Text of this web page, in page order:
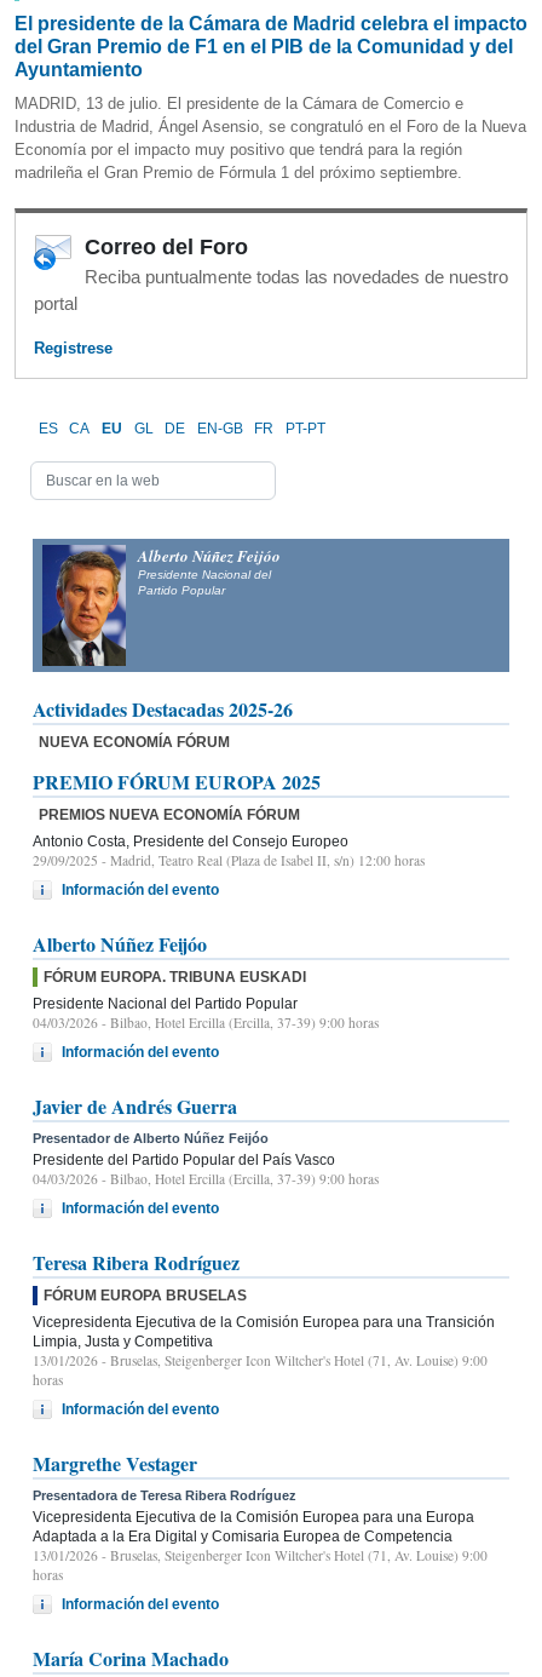
El presidente de la Cámara de Madrid celebra el impacto
del Gran Premio de F1 en el PIB de la Comunidad y del
Ayuntamiento
MADRID, 13 de julio. El presidente de la Cámara de Comercio e
Industria de Madrid, Ángel Asensio, se congratuló en el Foro de la Nueva
Economía por el impacto muy positivo que tendrá para la región
madrileña el Gran Premio de Fórmula 1 del próximo septiembre.
Correo del Foro
Reciba puntualmente todas las novedades de nuestro
portal
Registrese
ES CA EU GL DE EN-GB FR PT-PT
Alfonso Fernández
Mañueco
Presidente del Partido Popular de Castilla y León y candidato
Actividades Destacadas 2025-26
NUEVA ECONOMÍA FÓRUM
PREMIO FÓRUM EUROPA 2025
PREMIOS NUEVA ECONOMÍA FÓRUM
Antonio Costa, Presidente del Consejo Europeo
29/09/2025 - Madrid, Teatro Real (Plaza de Isabel II, s/n) 12:00 horas
Información del evento
Alberto Núñez Feijóo
FÓRUM EUROPA. TRIBUNA EUSKADI
Presidente Nacional del Partido Popular
04/03/2026 - Bilbao, Hotel Ercilla (Ercilla, 37-39) 9:00 horas
Información del evento
Javier de Andrés Guerra
Presentador de Alberto Núñez Feijóo
Presidente del Partido Popular del País Vasco
04/03/2026 - Bilbao, Hotel Ercilla (Ercilla, 37-39) 9:00 horas
Información del evento
Teresa Ribera Rodríguez
FÓRUM EUROPA BRUSELAS
Vicepresidenta Ejecutiva de la Comisión Europea para una Transición
Limpia, Justa y Competitiva
13/01/2026 - Bruselas, Steigenberger Icon Wiltcher's Hotel (71, Av. Louise) 9:00
horas
Información del evento
Margrethe Vestager
Presentadora de Teresa Ribera Rodríguez
Vicepresidenta Ejecutiva de la Comisión Europea para una Europa
Adaptada a la Era Digital y Comisaria Europea de Competencia
13/01/2026 - Bruselas, Steigenberger Icon Wiltcher's Hotel (71, Av. Louise) 9:00
horas
Información del evento
María Corina Machado